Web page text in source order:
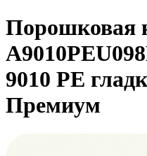
Порошковая
9010 PE
Премиум